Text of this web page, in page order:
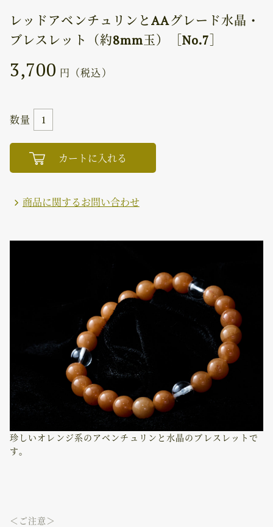
レッドアベンチュリンとAAグレード水晶・
ブレスレット（約8mm玉）［No.7］
3,700 円（税込）
数量
珍しいオレンジ系のアベンチュリンと水晶のブレスレットで
す。
＜ご注意＞